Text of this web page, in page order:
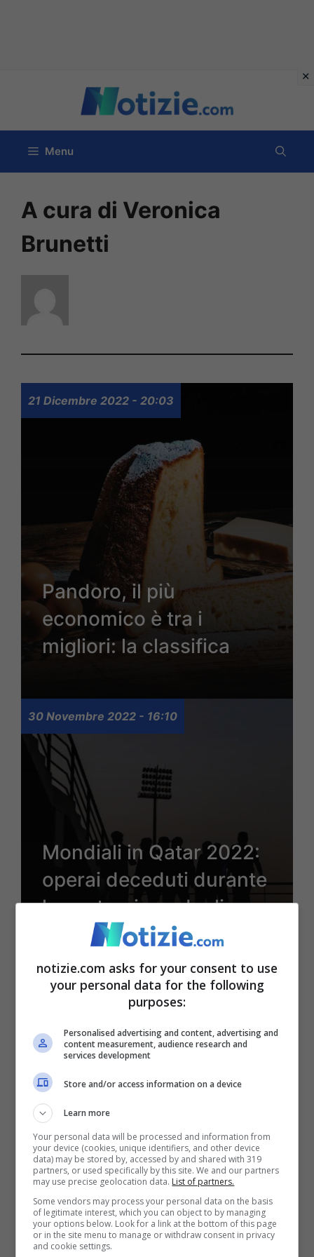
contenuto
Menu
A cura di Veronica
Brunetti
21 Dicembre 2022 - 20:03
Pandoro, il più
economico è tra i
migliori: la classifica
30 Novembre 2022 - 16:10
Mondiali in Qatar 2022:
operai deceduti durante
la costruzione degli
stadi, arriva
l’ammissione
29 Novembre 2022 - 10:13
Interventi al seno
mutuabili, quando il
sogno di una donna può
notizie.com asks for your consent to use
your personal data for the following
purposes:
Personalised advertising and content, advertising and
content measurement, audience research and
services development
Store and/or access information on a device
Learn more
Your personal data will be processed and information from
your device (cookies, unique identifiers, and other device
data) may be stored by, accessed by and shared with 319
partners, or used specifically by this site. We and our partners
may use precise geolocation data. List of partners.
Some vendors may process your personal data on the basis
of legitimate interest, which you can object to by managing
your options below. Look for a link at the bottom of this page
or in the site menu to manage or withdraw consent in privacy
and cookie settings.